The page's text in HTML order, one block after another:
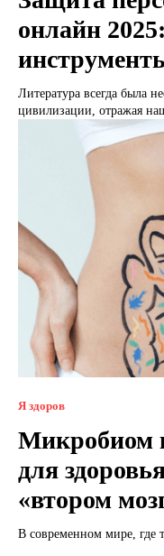
онлайн
Литература всегда была
цивилизации, отражая
Я здоров
Микробиом
для
«втором
В современном мире, где